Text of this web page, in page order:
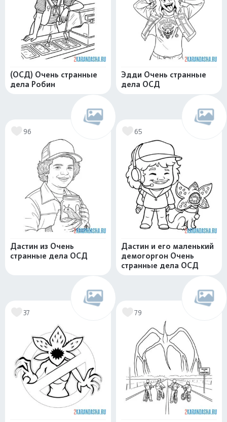
(ОСД) Очень странные
дела Робин
Эдди Очень странные
дела ОСД
96
Дастин из Очень
странные дела ОСД
65
Дастин и его маленький
демогоргон Очень
странные дела ОСД
37 79